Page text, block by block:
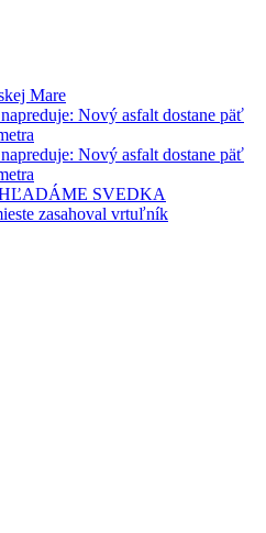
Mare
Nový asfalt dostane päť
Nový asfalt dostane päť
SVEDKA
zasahoval vrtuľník